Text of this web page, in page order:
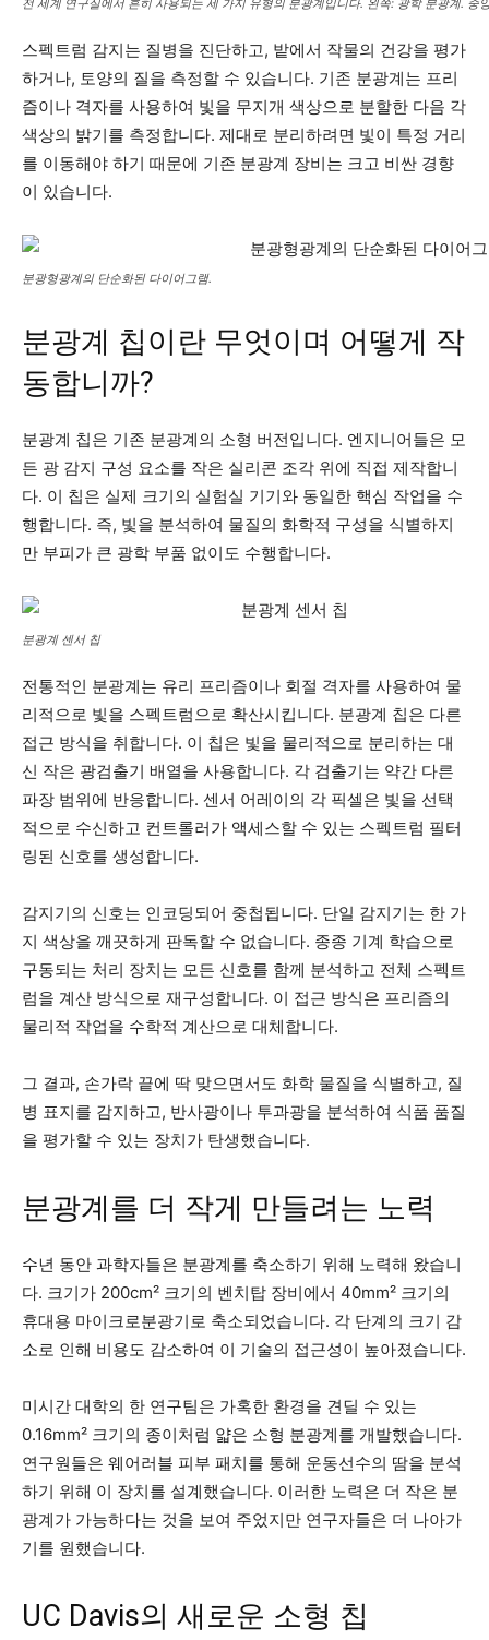
전 세계 연구실에서 흔히 사용되는 세 가지 유형의 분광계입니다. 왼쪽: 광학 분광계. 중
스펙트럼 감지는 질병을 진단하고, 밭에서 작물의 건강을 평가
하거나, 토양의 질을 측정할 수 있습니다. 기존 분광계는 프리
즘이나 격자를 사용하여 빛을 무지개 색상으로 분할한 다음 각
색상의 밝기를 측정합니다. 제대로 분리하려면 빛이 특정 거리
를 이동해야 하기 때문에 기존 분광계 장비는 크고 비싼 경향
이 있습니다.
분광형광계의 단순화된 다이어그램.
분광계 칩이란 무엇이며 어떻게 작
동합니까?
분광계 칩은 기존 분광계의 소형 버전입니다. 엔지니어들은 모
든 광 감지 구성 요소를 작은 실리콘 조각 위에 직접 제작합니
다. 이 칩은 실제 크기의 실험실 기기와 동일한 핵심 작업을 수
행합니다. 즉, 빛을 분석하여 물질의 화학적 구성을 식별하지
만 부피가 큰 광학 부품 없이도 수행합니다.
분광계 센서 칩
전통적인 분광계는 유리 프리즘이나 회절 격자를 사용하여 물
리적으로 빛을 스펙트럼으로 확산시킵니다. 분광계 칩은 다른
접근 방식을 취합니다. 이 칩은 빛을 물리적으로 분리하는 대
신 작은 광검출기 배열을 사용합니다. 각 검출기는 약간 다른
파장 범위에 반응합니다. 센서 어레이의 각 픽셀은 빛을 선택
적으로 수신하고 컨트롤러가 액세스할 수 있는 스펙트럼 필터
링된 신호를 생성합니다.
감지기의 신호는 인코딩되어 중첩됩니다. 단일 감지기는 한 가
지 색상을 깨끗하게 판독할 수 없습니다. 종종 기계 학습으로
구동되는 처리 장치는 모든 신호를 함께 분석하고 전체 스펙트
럼을 계산 방식으로 재구성합니다. 이 접근 방식은 프리즘의
물리적 작업을 수학적 계산으로 대체합니다.
그 결과, 손가락 끝에 딱 맞으면서도 화학 물질을 식별하고, 질
병 표지를 감지하고, 반사광이나 투과광을 분석하여 식품 품질
을 평가할 수 있는 장치가 탄생했습니다.
분광계를 더 작게 만들려는 노력
수년 동안 과학자들은 분광계를 축소하기 위해 노력해 왔습니
다. 크기가 200cm² 크기의 벤치탑 장비에서 40mm² 크기의
휴대용 마이크로분광기로 축소되었습니다. 각 단계의 크기 감
소로 인해 비용도 감소하여 이 기술의 접근성이 높아졌습니다.
미시간 대학의 한 연구팀은 가혹한 환경을 견딜 수 있는
0.16mm² 크기의 종이처럼 얇은 소형 분광계를 개발했습니다.
연구원들은 웨어러블 피부 패치를 통해 운동선수의 땀을 분석
하기 위해 이 장치를 설계했습니다. 이러한 노력은 더 작은 분
광계가 가능하다는 것을 보여 주었지만 연구자들은 더 나아가
기를 원했습니다.
UC Davis의 새로운 소형 칩